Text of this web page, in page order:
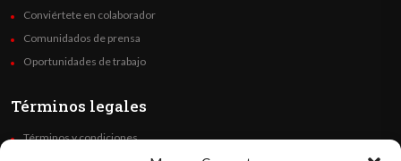
Conviértete en colaborador
Comunidados de prensa
Oportunidades de trabajo
Términos legales
Términos y condiciones